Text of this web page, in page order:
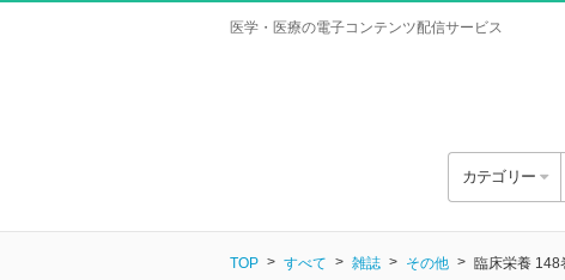
医学・医療の電子コンテンツ配信サービス
カテゴリー
TOP すべて 雑誌 その他 臨床栄養 148